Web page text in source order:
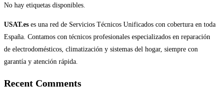
No hay etiquetas disponibles.
USAT.es es una red de Servicios Técnicos Unificados con cobertura en toda
España. Contamos con técnicos profesionales especializados en reparación
de electrodomésticos, climatización y sistemas del hogar, siempre con
garantía y atención rápida.
Recent Comments